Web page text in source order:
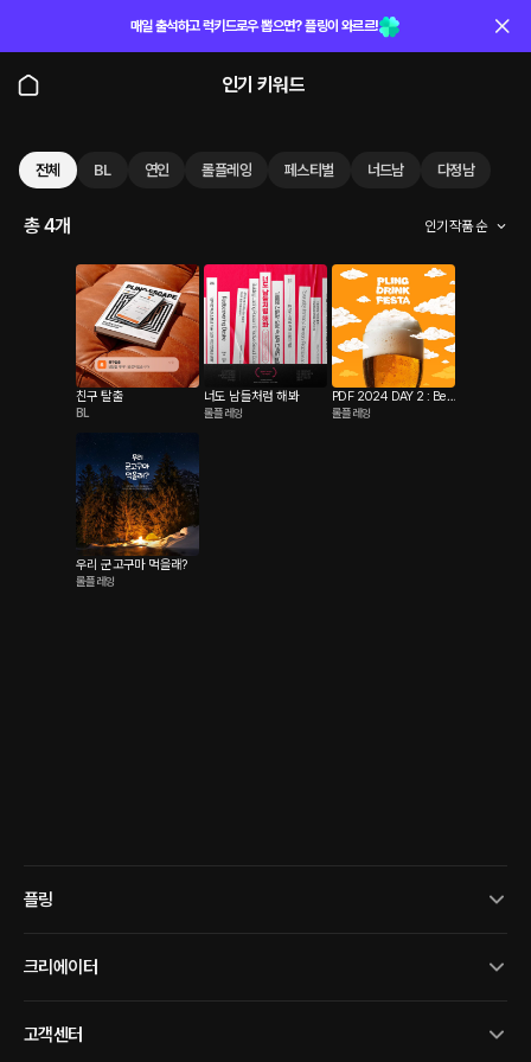
매일 출석하고 럭키드로우 뽑으면? 플링이 와르르!
인기 키워드
전체 BL 연인 롤플레잉 페스티벌 너드남 다정남
총 4개 인기 작품 순
친구 탈출
BL
너도 남들처럼 해봐
롤플레잉
PDF 2024 DAY 2 : Bee
r롤플레잉
우리 군고구마 먹을래?
롤플레잉
플링
크리에이터
고객센터